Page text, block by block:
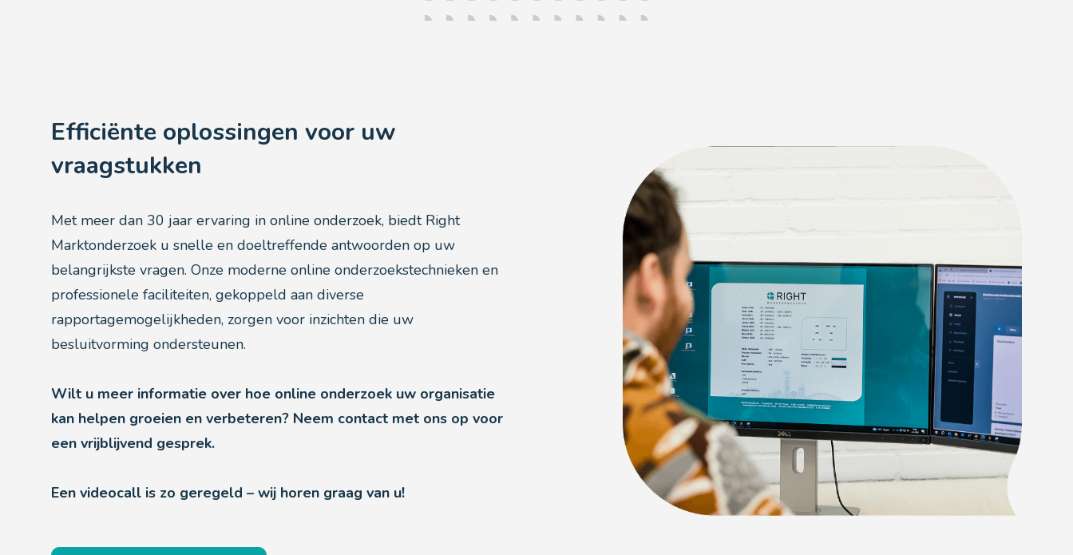
Efficiënte oplossingen voor uw
vraagstukken
Met meer dan 30 jaar ervaring in online onderzoek, biedt Right
Marktonderzoek u snelle en doeltreffende antwoorden op uw
belangrijkste vragen. Onze moderne online onderzoekstechnieken en
professionele faciliteiten, gekoppeld aan diverse
rapportagemogelijkheden, zorgen voor inzichten die uw
besluitvorming ondersteunen.
Wilt u meer informatie over hoe online onderzoek uw organisatie
kan helpen groeien en verbeteren? Neem contact met ons op voor
een vrijblijvend gesprek.
Een videocall is zo geregeld – wij horen graag van u!